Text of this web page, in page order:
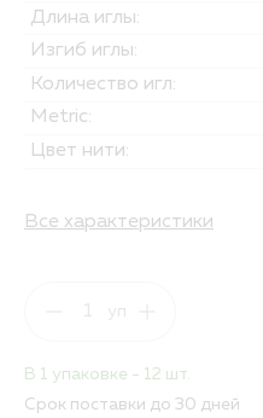
Длина иглы:
Изгиб иглы:
Количество игл:
Metric:
Цвет нити:
Все характеристики
В 1 упаковке - 12 шт.
Срок поставки до 30 дней